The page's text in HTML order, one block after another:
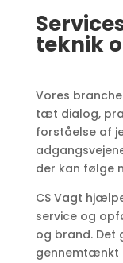
teknik
Vores
tæt dialog,
forståelse af
der kan følge
CS Vagt
service og
og brand. Det
gennemtænkt